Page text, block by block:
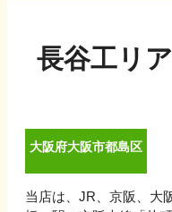
長谷工リ
大阪府大阪市都島区
当店は、JR、京阪、大